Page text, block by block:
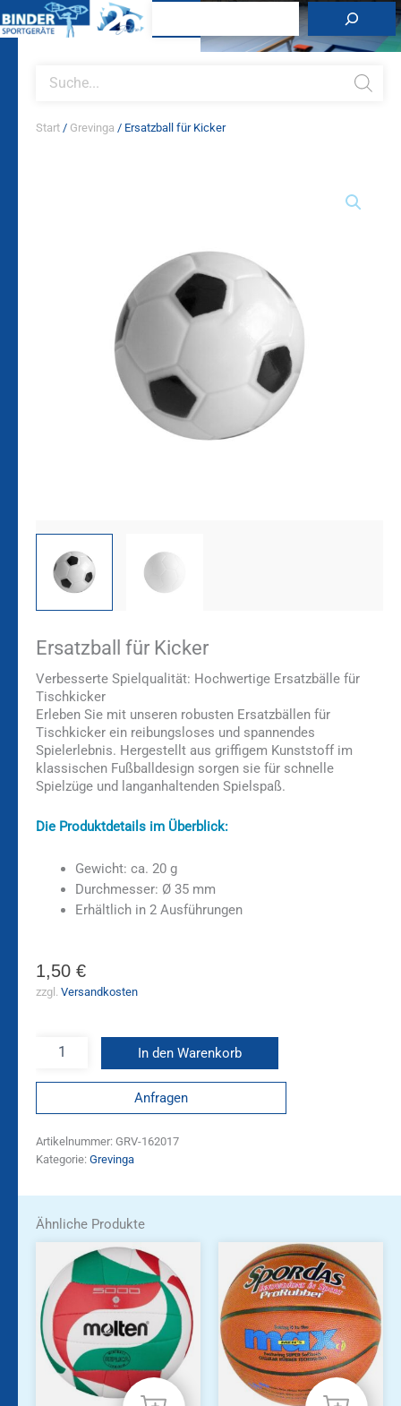
Inhalt
search
Start / Grevinga / Ersatzball für Kicker
Ersatzball für Kicker
Verbesserte Spielqualität: Hochwertige Ersatzbälle für
Tischkicker
Erleben Sie mit unseren robusten Ersatzbällen für
Tischkicker ein reibungsloses und spannendes
Spielerlebnis. Hergestellt aus griffigem Kunststoff im
klassischen Fußballdesign sorgen sie für schnelle
Spielzüge und langanhaltenden Spielspaß.
Die Produktdetails im Überblick:
Gewicht: ca. 20 g
Durchmesser: Ø 35 mm
Erhältlich in 2 Ausführungen
1,50 €
zzgl. Versandkosten
In den Warenkorb
Anfragen
Artikelnummer: GRV-162017
Kategorie: Grevinga
Ähnliche Produkte